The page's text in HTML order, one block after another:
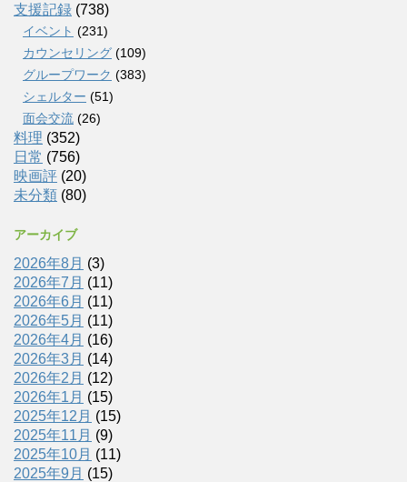
支援記録 (738)
イベント (231)
カウンセリング (109)
グループワーク (383)
シェルター (51)
面会交流 (26)
料理 (352)
日常 (756)
映画評 (20)
未分類 (80)
アーカイブ
2026年8月 (3)
2026年7月 (11)
2026年6月 (11)
2026年5月 (11)
2026年4月 (16)
2026年3月 (14)
2026年2月 (12)
2026年1月 (15)
2025年12月 (15)
2025年11月 (9)
2025年10月 (11)
2025年9月 (15)